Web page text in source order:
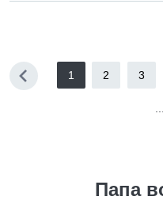
1 2 3
Папа